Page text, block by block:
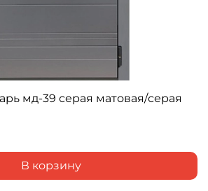
мд-39 серая матовая/серая
В корзину